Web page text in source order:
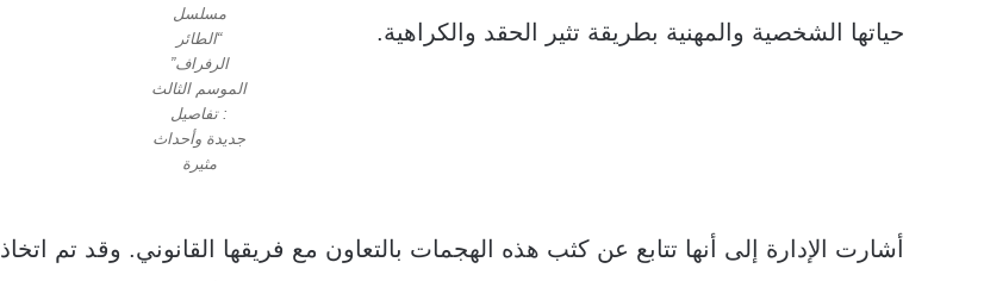
حياتها الشخصية والمهنية بطريقة تثير الحقد والكراهية.
مسلسل
“الطائر
الرفراف”
الموسم الثالث
: تفاصيل
جديدة وأحداث
مثيرة
أشارت الإدارة إلى أنها تتابع عن كثب هذه الهجمات بالتعاون مع فريقها القانوني. وقد تم اتخاذ